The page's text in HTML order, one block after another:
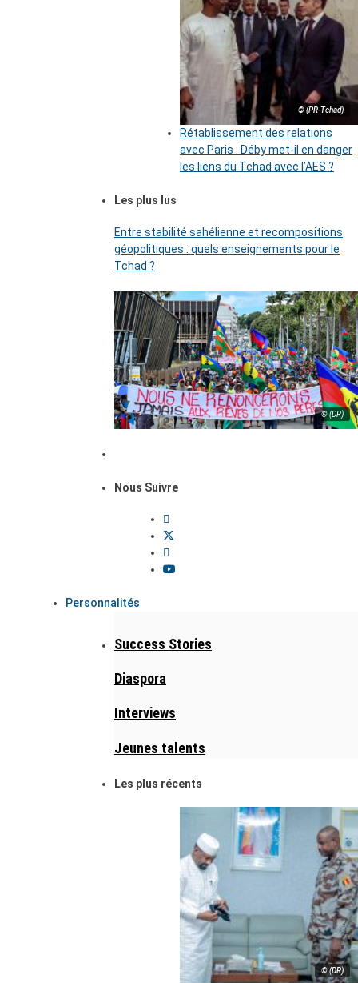
© (PR-Tchad)
Rétablissement des relations
avec Paris : Déby met-il en danger
les liens du Tchad avec l’AES ?
Les plus lus
Entre stabilité sahélienne et recompositions
géopolitiques : quels enseignements pour le
Tchad ?
© (DR)
Nous Suivre
Personnalités
Success Stories
Diaspora
Interviews
Jeunes talents
Les plus récents
© (DR)